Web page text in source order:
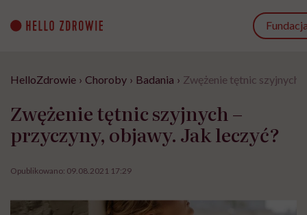
content
HelloZdrowie › Choroby › Badania › Zwężenie tętnic szyjnych
Zwężenie tętnic szyjnych –
przyczyny, objawy. Jak leczyć?
Opublikowano: 09.08.2021 17:29